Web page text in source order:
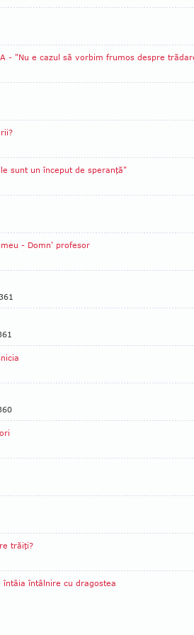
- "Nu e cazul să vorbim frumos despre
sunt un început de speranţă"
- Domn' profesor
trăiţi?
întâlnire cu dragostea